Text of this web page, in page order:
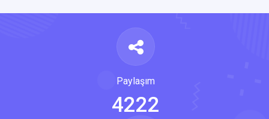
Paylaşım
4222